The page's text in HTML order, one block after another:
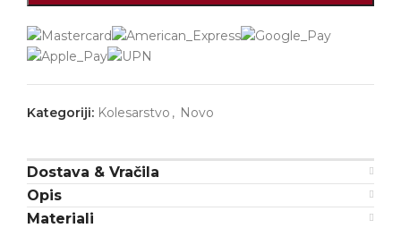
Kategoriji: Kolesarstvo , Novo
Dostava & Vračila
Opis
Materiali